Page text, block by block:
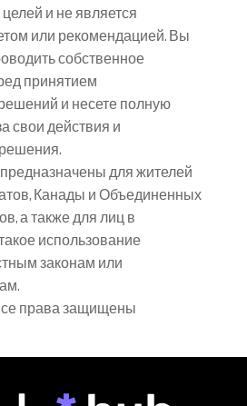
и не является
или рекомендацией. Вы
собственное
принятием
и несете полную
свои действия и
для жителей
Канады и Объединенных
а также для лиц в
использование
законам или
права защищены